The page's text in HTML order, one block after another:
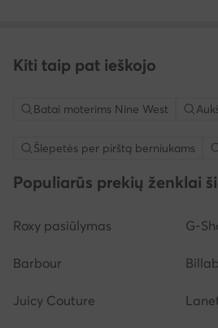
Kiti taip pat ieškojo
Batai moterims Nine West
Šlepetės per pirštą berniukams
Populiarūs prekių ženklai
Roxy pasiūlymas G-
Barbour
Juicy Couture